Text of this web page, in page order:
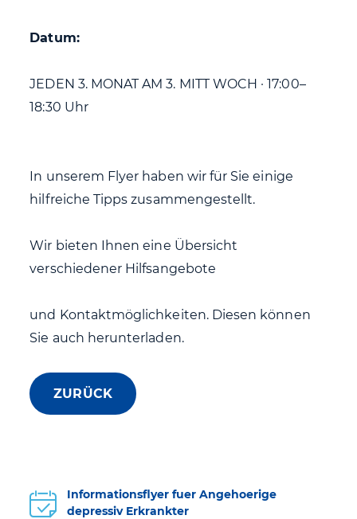
Datum:
JEDEN 3. MONAT AM 3. MITT WOCH · 17:00–
18:30 Uhr
In unserem Flyer haben wir für Sie einige
hilfreiche Tipps zusammengestellt.
Wir bieten Ihnen eine Übersicht
verschiedener Hilfsangebote
und Kontaktmöglichkeiten. Diesen können
Sie auch herunterladen.
ZURÜCK
Informationsflyer fuer Angehoerige
depressiv Erkrankter